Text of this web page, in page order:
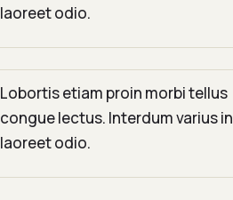
laoreet odio.
Lobortis etiam proin morbi tellus
congue lectus. Interdum varius in
laoreet odio.